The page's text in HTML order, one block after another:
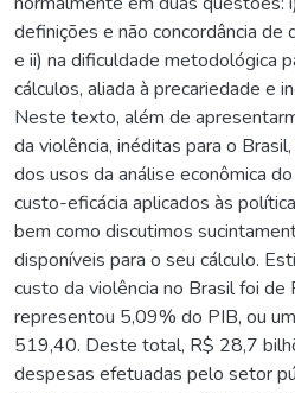
definições e não concordância de
e ii) na dificuldade metodológica
cálculos, aliada à precariedade e
Neste texto, além de
da violência, inéditas para o
dos usos da análise econômica
custo-eficácia aplicados às
bem como discutimos
disponíveis para o seu cálculo.
custo da violência no Brasil foi
representou 5,09% do PIB, ou
519,40. Deste total, R$ 28,7
despesas efetuadas pelo setor